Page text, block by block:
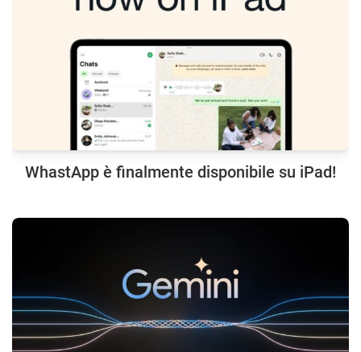
WhastApp è finalmente disponibile su iPad!